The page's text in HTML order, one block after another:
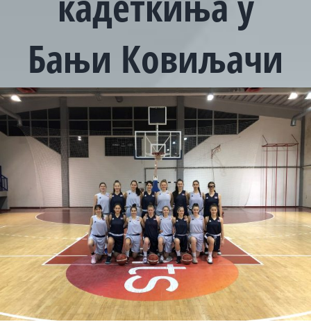
Бањи Ковиљачи
View
Larger
Image